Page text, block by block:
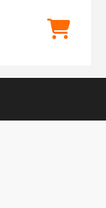
de cookies RGPD